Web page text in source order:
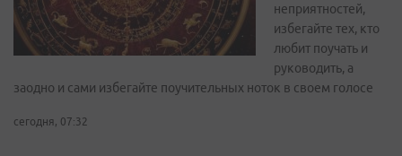
неприятностей,
избегайте тех, кто
любит поучать и
руководить, а
заодно и сами избегайте поучительных ноток в своем голосе
сегодня, 07:32